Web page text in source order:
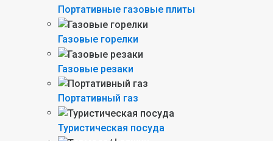
Портативные газовые плиты
Газовые горелки
Газовые резаки
Портативный газ
Туристическая посуда